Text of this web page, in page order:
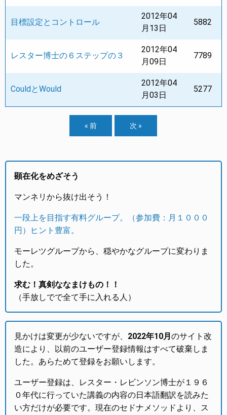
目標設定とコントロール
2012年04
月13日
5882
レスター博士の６ステップの３
2012年04
月09日
7789
CouldとWould
2012年04
月03日
5277
« 前 次 »
顕在化をめざそう
マンネリから抜け出そう！
一段上を目指す有料グループ。（参加費：月１０００
円）ヒント豊富。
モーレツグループから、穏やかなグループに変わりま
した。
求む！真剣ななまけもの！！
（手放しでで全て手に入れる人）
見かけは変更が少ないですが、 2022年10月 のサイト改
造により、以前のユーザー登録情報はすべて破棄しま
した。あらためて登録をお願いします。
ユーザー登録は、レスター・レビンソン博士が１９６
０年代に行っていた講義の内容の日本語翻訳を読みた
い方だけが必要です。現在のセドナメソッドより、ス